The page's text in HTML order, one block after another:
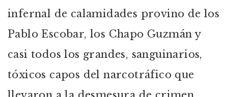
infernal de calamidades provino de los
Pablo Escobar, los Chapo Guzmán y
casi todos los grandes, sanguinarios,
tóxicos capos del narcotráfico que